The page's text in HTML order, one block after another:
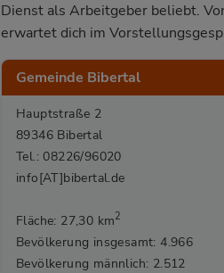
Dienst als Arbeitgeber beliebt.
erwartet dich im
Gemeinde Bibertal
Hauptstraße 2
89346 Bibertal
Tel.: 08226/96020
info[AT]bibertal.de
Fläche: 27,30 km2
Bevölkerung insgesamt: 4.966
Bevölkerung männlich: 2.512